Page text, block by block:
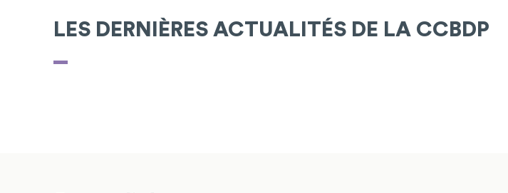
LES DERNIÈRES ACTUALITÉS DE LA CCBDP